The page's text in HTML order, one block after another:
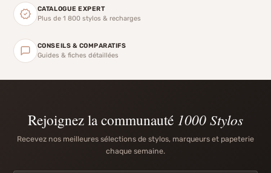
CATALOGUE EXPERT
Plus de 1 800 stylos & recharges
CONSEILS & COMPARATIFS
Guides & fiches détaillées
Rejoignez la communauté 1000 Stylos
Recevez nos meilleures sélections de stylos, marqueurs et papeterie
chaque semaine.